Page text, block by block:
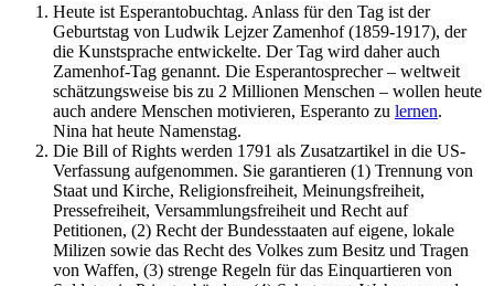
Heute ist Esperantobuchtag. Anlass für den Tag ist der
Geburtstag von Ludwik Lejzer Zamenhof (1859-1917), der
die Kunstsprache entwickelte. Der Tag wird daher auch
Zamenhof-Tag genannt. Die Esperantosprecher – weltweit
schätzungsweise bis zu 2 Millionen Menschen – wollen heute
auch andere Menschen motivieren, Esperanto zu lernen.
Nina hat heute Namenstag.
Die Bill of Rights werden 1791 als Zusatzartikel in die US-
Verfassung aufgenommen. Sie garantieren (1) Trennung von
Staat und Kirche, Religionsfreiheit, Meinungsfreiheit,
Pressefreiheit, Versammlungsfreiheit und Recht auf
Petitionen, (2) Recht der Bundesstaaten auf eigene, lokale
Milizen sowie das Recht des Volkes zum Besitz und Tragen
von Waffen, (3) strenge Regeln für das Einquartieren von